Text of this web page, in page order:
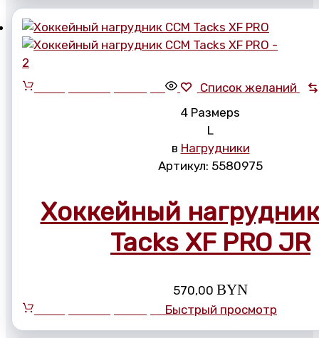
Список желаний
4 Размерs
L
в Нагрудники
Артикул: 5580975
Хоккейный
Tacks XF PRO JR
570,00 BYN
Быстрый просмотр